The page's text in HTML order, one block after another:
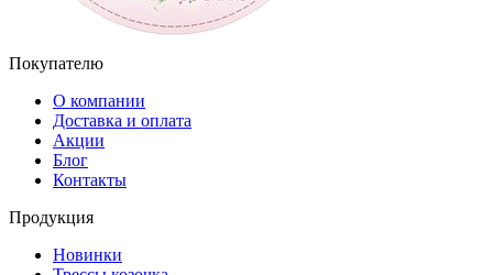
Покупателю
О компании
Доставка и оплата
Акции
Блог
Контакты
Продукция
Новинки